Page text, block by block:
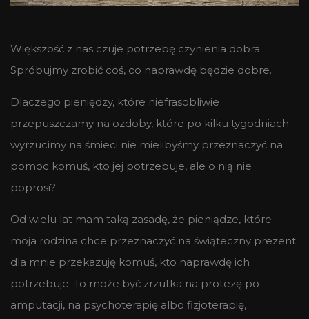
Większość z nas czuje potrzebę czynienia dobra.
Spróbujmy zrobić coś, co naprawdę będzie dobre.
Dlaczego pieniędzy, które niefrasobliwie
przepuszczamy na ozdoby, które po kilku tygodniach
wyrzucimy na śmieci nie mielibyśmy przeznaczyć na
pomoc komuś, kto jej potrzebuje, ale o nią nie
poprosi?
Od wielu lat mam taką zasadę, że pieniądze, które
moja rodzina chce przeznaczyć na świąteczny prezent
dla mnie przekazuję komuś, kto naprawdę ich
potrzebuje. To może być zrzutka na protezę po
amputacji, na psychoterapię albo fizjoterapię,